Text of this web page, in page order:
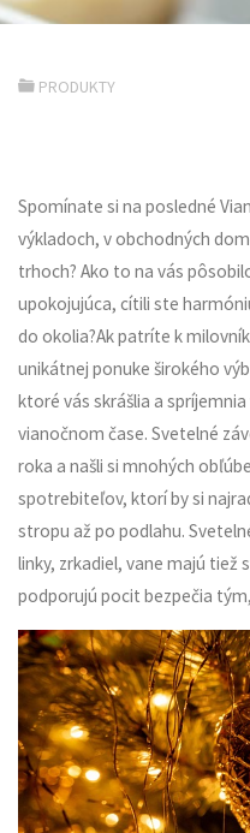
PRODUKTY
Spomínate si na posledné
výkladoch, v obchodných
trhoch? Ako to na vás
upokojujúca, cítili ste
do okolia?Ak patríte k
unikátnej ponuke širokého
ktoré vás skrášlia a
vianočnom čase. Svetelné
roka a našli si mnohých
spotrebiteľov, ktorí by si
stropu až po podlahu.
linky, zrkadiel, vane majú tiež
podporujú pocit bezpečia